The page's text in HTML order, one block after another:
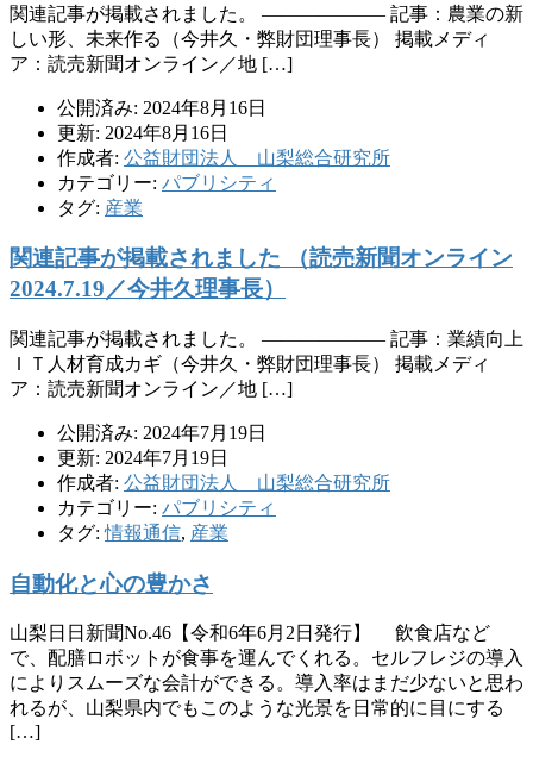
関連記事が掲載されました。 ——————– 記事：農業の新
しい形、未来作る（今井久・弊財団理事長） 掲載メディ
ア：読売新聞オンライン／地 […]
公開済み: 2024年8月16日
更新: 2024年8月16日
作成者: 公益財団法人 山梨総合研究所
カテゴリー: パブリシティ
タグ: 産業
関連記事が掲載されました （読売新聞オンライン
2024.7.19／今井久理事長）
関連記事が掲載されました。 ——————– 記事：業績向上
ＩＴ人材育成カギ（今井久・弊財団理事長） 掲載メディ
ア：読売新聞オンライン／地 […]
公開済み: 2024年7月19日
更新: 2024年7月19日
作成者: 公益財団法人 山梨総合研究所
カテゴリー: パブリシティ
タグ:情報通信, 産業
自動化と心の豊かさ
山梨日日新聞No.46【令和6年6月2日発行】 飲食店など
で、配膳ロボットが食事を運んでくれる。セルフレジの導入
によりスムーズな会計ができる。導入率はまだ少ないと思わ
れるが、山梨県内でもこのような光景を日常的に目にする
[…]